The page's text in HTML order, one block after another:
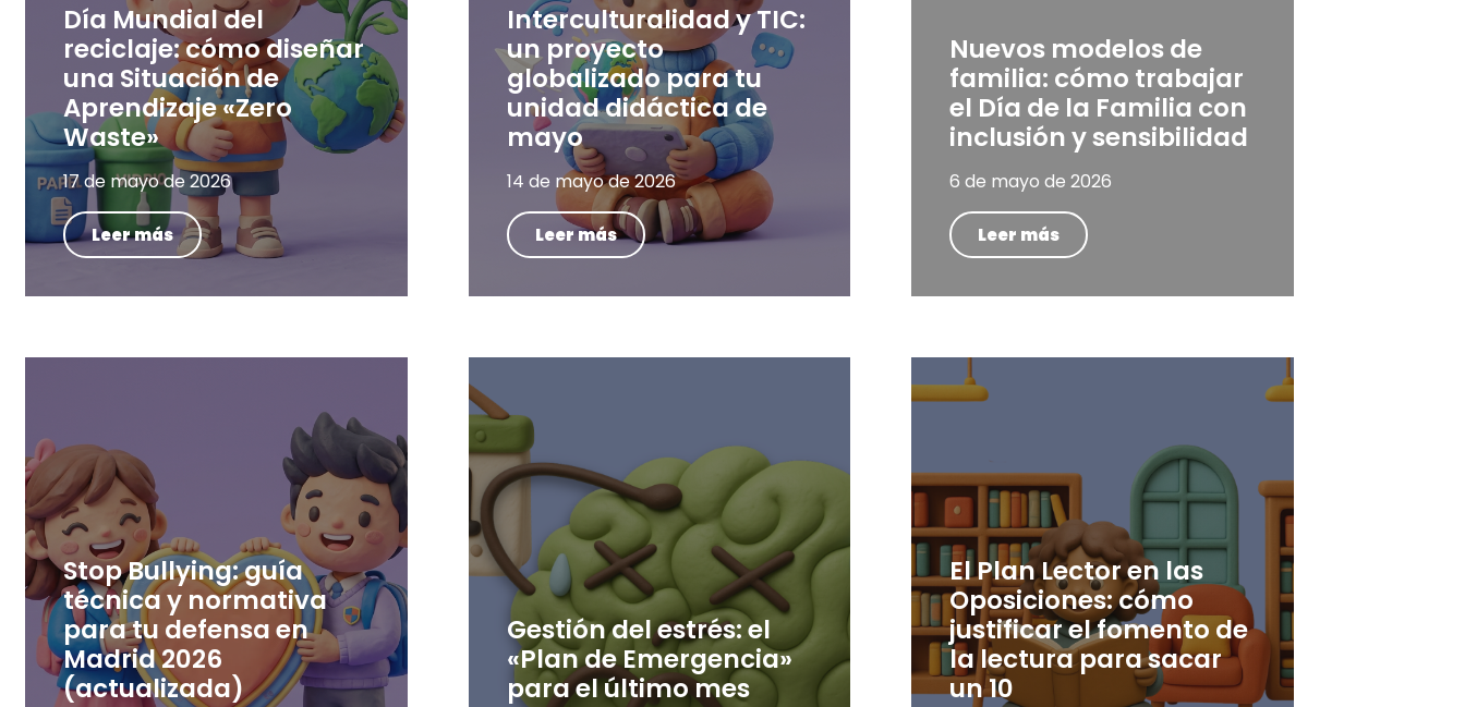
Día Mundial del
reciclaje: cómo diseñar
una Situación de
Aprendizaje «Zero
Waste»
17 de mayo de 2026
Leer más
Interculturalidad y TIC:
un proyecto
globalizado para tu
unidad didáctica de
mayo
14 de mayo de 2026
Leer más
Nuevos modelos de
familia: cómo trabajar
el Día de la Familia con
inclusión y sensibilidad
6 de mayo de 2026
Leer más
Stop Bullying: guía
técnica y normativa
para tu defensa en
Madrid 2026
(actualizada)
Gestión del estrés: el
«Plan de Emergencia»
para el último mes
El Plan Lector en las
Oposiciones: cómo
justificar el fomento de
la lectura para sacar
un 10